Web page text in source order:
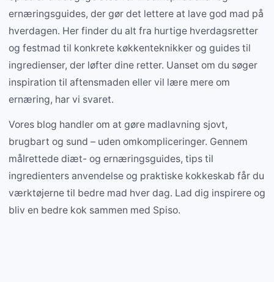
ernæringsguides, der gør det lettere at lave god mad på
hverdagen. Her finder du alt fra hurtige hverdagsretter
og festmad til konkrete køkkenteknikker og guides til
ingredienser, der løfter dine retter. Uanset om du søger
inspiration til aftensmaden eller vil lære mere om
ernæring, har vi svaret.
Vores blog handler om at gøre madlavning sjovt,
brugbart og sund – uden omkompliceringer. Gennem
målrettede diæt- og ernæringsguides, tips til
ingredienters anvendelse og praktiske kokkeskab får du
værktøjerne til bedre mad hver dag. Lad dig inspirere og
bliv en bedre kok sammen med Spiso.